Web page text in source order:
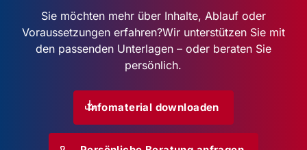
für spezifische Zielgruppen
Sie möchten mehr über Inhalte, Ablauf oder
Voraussetzungen erfahren?Wir unterstützen Sie mit
den passenden Unterlagen – oder beraten Sie
persönlich.
Infomaterial downloaden